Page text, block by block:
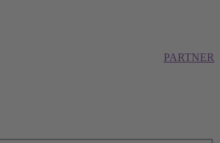
PARTNER